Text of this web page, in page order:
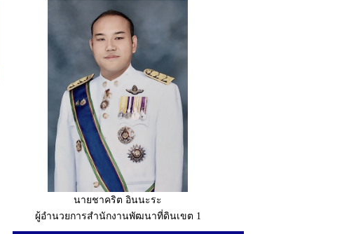
นายชาคริต อินนะระ
ผู้อำนวยการสำนักงานพัฒนาที่ดินเขต 1